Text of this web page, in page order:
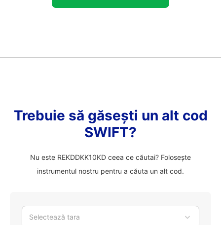
Trebuie să găsești un alt cod
SWIFT?
Nu este REKDDKK10KD ceea ce căutai? Folosește
instrumentul nostru pentru a căuta un alt cod.
Selectează tara